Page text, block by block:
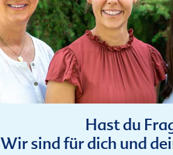
Hast du
Wir sind für dich und